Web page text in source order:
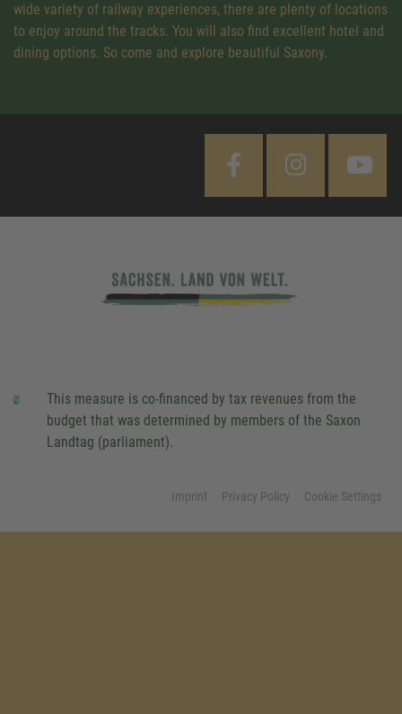
wide variety of railway experiences, there are plenty of locations
to enjoy around the tracks. You will also find excellent hotel and
dining options. So come and explore beautiful Saxony.
This measure is co-financed by tax revenues from the
budget that was determined by members of the Saxon
Landtag (parliament).
Imprint Privacy Policy Cookie Settings